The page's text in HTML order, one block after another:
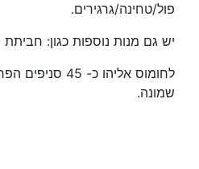
פול/טחינה/גרגירים.
יש גם מנות נוספות כגון:
לחומוס אליהו כ-
שמונה.